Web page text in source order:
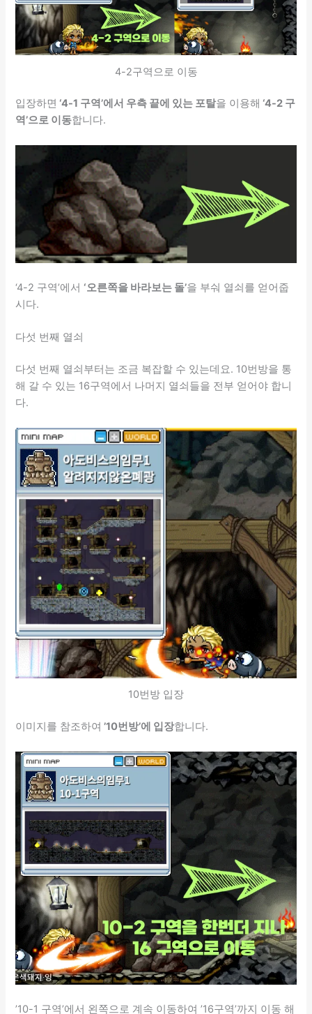
4-2구역으로 이동
입장하면 ‘4-1 구역’에서 우측 끝에 있는 포탈을 이용해 ‘4-2 구
역’으로 이동합니다.
‘4-2 구역’에서 ‘오른쪽을 바라보는 돌’을 부숴 열쇠를 얻어줍
시다.
다섯 번째 열쇠
다섯 번째 열쇠부터는 조금 복잡할 수 있는데요. 10번방을 통
해 갈 수 있는 16구역에서 나머지 열쇠들을 전부 얻어야 합니
다.
10번방 입장
이미지를 참조하여 ’10번방’에 입장합니다.
’10-1 구역’에서 왼쪽으로 계속 이동하여 ’16구역’까지 이동 해